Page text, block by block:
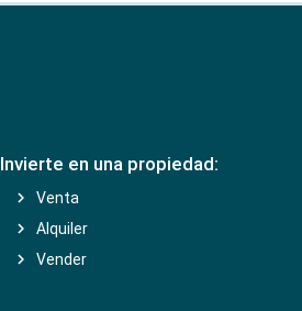
Invierte en una propiedad:
Venta
Alquiler
Vender